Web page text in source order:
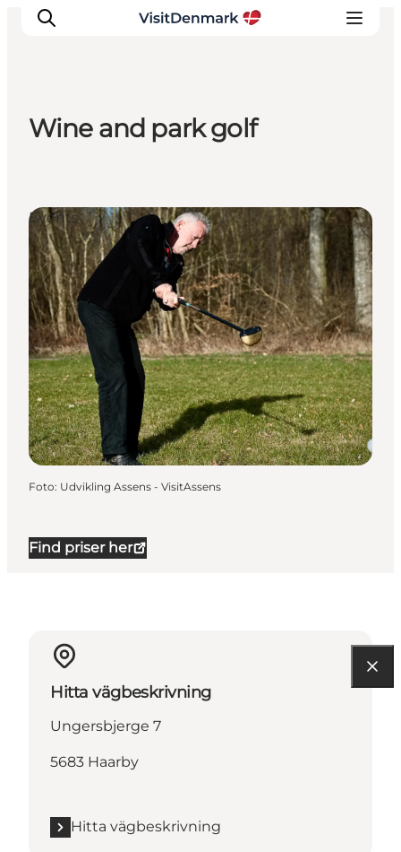
Aktiviteter
Övernatta
Planera resan
Wine and park golf
Find priser her
Events
Foto: Udvikling Assens - VisitAssens
Hitta vägbeskrivning
Ungersbjerge 7
5683 Haarby
Hitta vägbeskrivning